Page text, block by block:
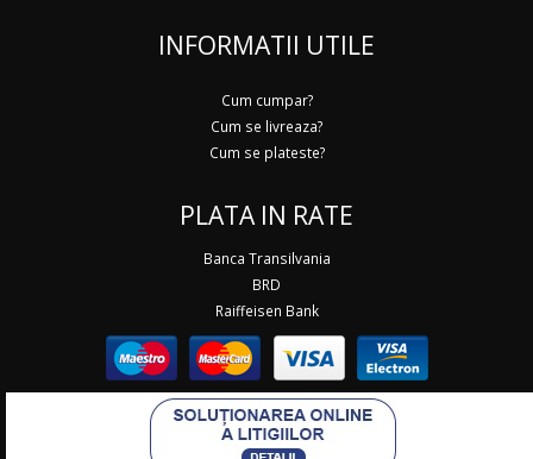
INFORMATII UTILE
Cum cumpar?
Cum se livreaza?
Cum se plateste?
PLATA IN RATE
Banca Transilvania
BRD
Raiffeisen Bank